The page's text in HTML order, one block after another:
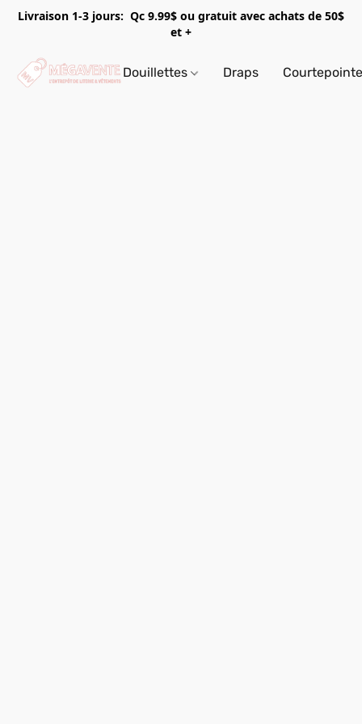
Livraison 1-3 jours: Qc 9.99$ ou gratuit avec achats de 50$
et +
Douillettes Draps